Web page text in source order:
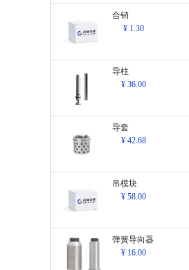
合销
¥ 1.30
导柱
¥ 36.00
导套
¥ 42.68
吊模块
¥ 58.00
弹簧导向器
¥ 16.00